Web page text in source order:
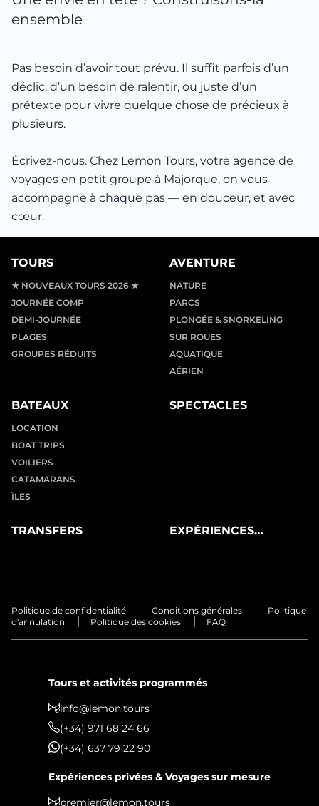
ensemble
Pas besoin d’avoir tout prévu. Il suffit parfois d’un
déclic, d’un besoin de ralentir, ou juste d’un
prétexte pour vivre quelque chose de précieux à
plusieurs.
Écrivez-nous. Chez Lemon Tours, votre agence de
voyages en petit groupe à Majorque, on vous
accompagne à chaque pas — en douceur, et avec
cœur.
TOURS
★ NOUVEAUX TOURS 2026 ★
JOURNÉE COMP
DEMI-JOURNÉE
PLAGES
GROUPES RÉDUITS
AVENTURE
NATURE
PARCS
PLONGÉE & SNORKELING
SUR ROUES
AQUATIQUE
AÉRIEN
BATEAUX
LOCATION
BOAT TRIPS
VOILIERS
CATAMARANS
ÎLES
SPECTACLES
TRANSFERS
EXPÉRIENCES
Politique de confidentialité Conditions générales
Politique
d'annulation
Politique des cookies FAQ
Tours et activités programmés
info@lemon.tours
(+34) 971 68 24 66
(+34) 637 79 22 90
Expériences privées & Voyages sur mesure
premier@lemon.tours